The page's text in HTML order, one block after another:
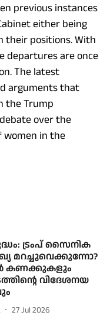
previous instances
either being
their positions. With
departures are once
The latest
arguments that
the Trump
over the
in the
ട്രംപ് സൈനിക
മറച്ചുവെക്കുന്നോ?
കണക്കുകളും
വിദേശനയ
27 Jul 2026